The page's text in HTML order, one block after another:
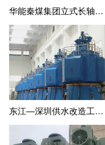
华能秦煤集团立式长轴泵工业循环水泵机组
东江—深圳供水改造工程LC系列立式长轴循环水泵